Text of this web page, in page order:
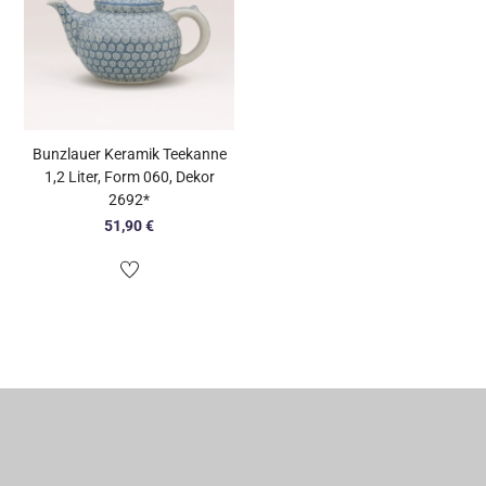
Bunzlauer Keramik Teekanne
1,2 Liter, Form 060, Dekor
2692*
51,90€